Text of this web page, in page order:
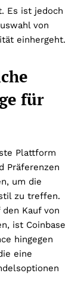
Es ist jedoch
von
einhergeht.
für
Plattform
Präferenzen
um die
zu treffen.
Kauf von
ist Coinbase
hingegen
eine